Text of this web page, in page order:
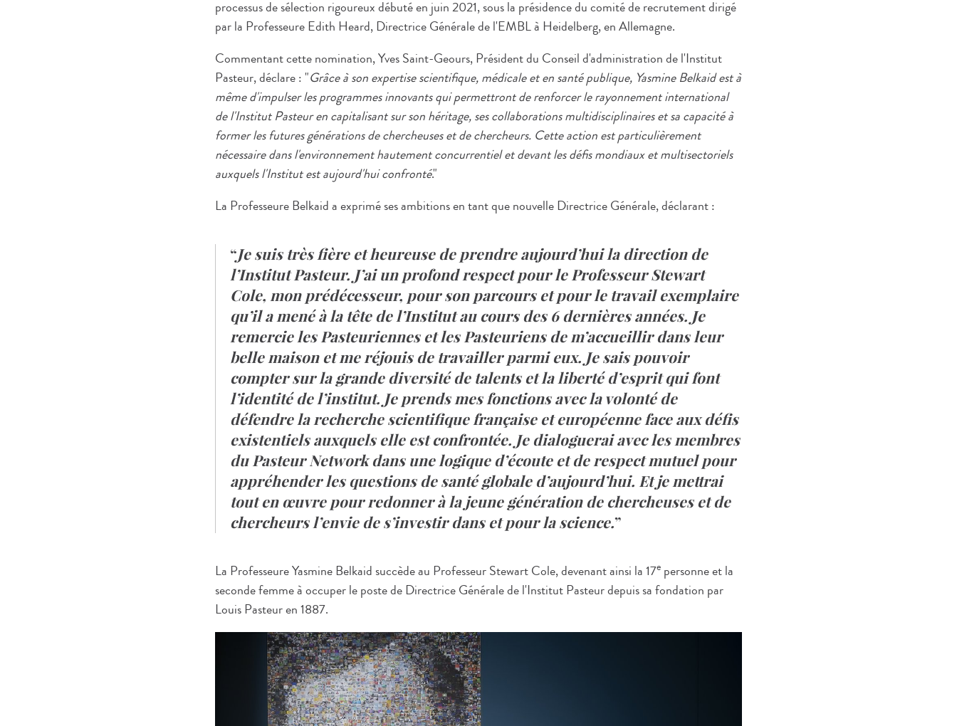
processus de sélection rigoureux débuté en juin 2021, sous la présidence du comité de recrutement dirigé
par la Professeure Edith Heard, Directrice Générale de l'EMBL à Heidelberg, en Allemagne.
Commentant cette nomination, Yves Saint-Geours, Président du Conseil d'administration de l'Institut
Pasteur, déclare : "Grâce à son expertise scientifique, médicale et en santé publique, Yasmine Belkaid est à
même d'impulser les programmes innovants qui permettront de renforcer le rayonnement international
de l'Institut Pasteur en capitalisant sur son héritage, ses collaborations multidisciplinaires et sa capacité à
former les futures générations de chercheuses et de chercheurs. Cette action est particulièrement
nécessaire dans l'environnement hautement concurrentiel et devant les défis mondiaux et multisectoriels
auxquels l'Institut est aujourd'hui confronté."
La Professeure Belkaid a exprimé ses ambitions en tant que nouvelle Directrice Générale, déclarant :
Je suis très fière et heureuse de prendre aujourd’hui la direction de
l’Institut Pasteur. J’ai un profond respect pour le Professeur Stewart
Cole, mon prédécesseur, pour son parcours et pour le travail exemplaire
qu’il a mené à la tête de l’Institut au cours des 6 dernières années. Je
remercie les Pasteuriennes et les Pasteuriens de m’accueillir dans leur
belle maison et me réjouis de travailler parmi eux. Je sais pouvoir
compter sur la grande diversité de talents et la liberté d’esprit qui font
l’identité de l’institut. Je prends mes fonctions avec la volonté de
défendre la recherche scientifique française et européenne face aux défis
existentiels auxquels elle est confrontée. Je dialoguerai avec les membres
du Pasteur Network dans une logique d’écoute et de respect mutuel pour
appréhender les questions de santé globale d’aujourd’hui. Et je mettrai
tout en œuvre pour redonner à la jeune génération de chercheuses et de
chercheurs l’envie de s’investir dans et pour la science.
La Professeure Yasmine Belkaid succède au Professeur Stewart Cole, devenant ainsi la 17e personne et la
seconde femme à occuper le poste de Directrice Générale de l'Institut Pasteur depuis sa fondation par
Louis Pasteur en 1887.